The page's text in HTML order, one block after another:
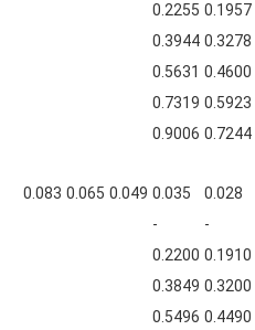
0.1957
0.2255
0.3278
0.3944
0.4600
0.5631
0.5923
0.7319
0.7244
0.9006
0.028
0.035
0.049
0.065
0.083
-
-
0.1910
0.2200
0.3200
0.3849
0.4490
0.5496